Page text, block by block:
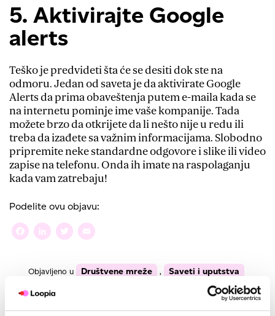
5. Aktivirajte Google
alerts
Teško je predvideti šta će se desiti dok ste na
odmoru. Jedan od saveta je da aktivirate Google
Alerts da prima obaveštenja putem e-maila kada se
na internetu pominje ime vaše kompanije. Tada
možete brzo da otkrijete da li nešto nije u redu ili
treba da izađete sa važnim informacijama. Slobodno
pripremite neke standardne odgovore i slike ili video
zapise na telefonu. Onda ih imate na raspolaganju
kada vam zatrebaju!
Podelite ovu objavu:
Facebook
LinkedIn
Twitter
Objavljeno u Društvene mreže , Saveti i uputstva
20.06 2024
autor Loopia